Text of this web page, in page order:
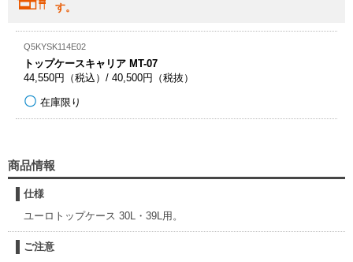
す。
Q5KYSK114E02
トップケースキャリア MT-07
44,550円（税込）/ 40,500円（税抜）
在庫限り
商品情報
仕様
ユーロトップケース 30L・39L用。
ご注意